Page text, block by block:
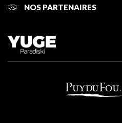
NOS PARTENAIRES